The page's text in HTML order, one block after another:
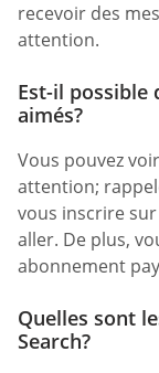
recevoir des
attention.
Est-il possible
aimés?
Vous pouvez
attention;
vous inscrire
aller. De plus,
abonnement
Quelles sont
Search?